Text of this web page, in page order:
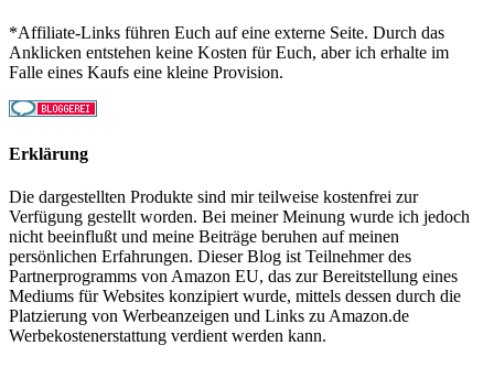
*Affiliate-Links führen Euch auf eine externe Seite. Durch das
Anklicken entstehen keine Kosten für Euch, aber ich erhalte im
Falle eines Kaufs eine kleine Provision.
Erklärung
Die dargestellten Produkte sind mir teilweise kostenfrei zur
Verfügung gestellt worden. Bei meiner Meinung wurde ich jedoch
nicht beeinflußt und meine Beiträge beruhen auf meinen
persönlichen Erfahrungen. Dieser Blog ist Teilnehmer des
Partnerprogramms von Amazon EU, das zur Bereitstellung eines
Mediums für Websites konzipiert wurde, mittels dessen durch die
Platzierung von Werbeanzeigen und Links zu Amazon.de
Werbekostenerstattung verdient werden kann.